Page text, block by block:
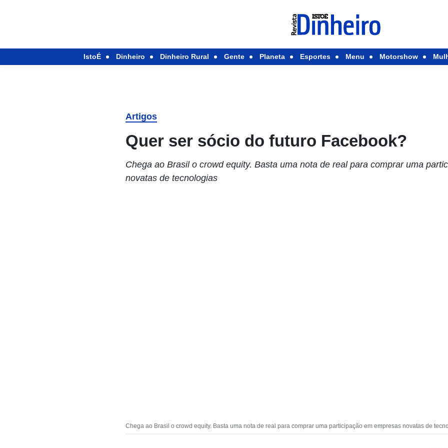
IstoÉ Dinheiro Dinheiro Rural Gente Planeta Esportes Menu Motorshow
Artigos
Quer ser sócio do futuro Facebook?
Chega ao Brasil o crowd equity. Basta uma nota de real para comprar uma
novatas de tecnologias
Chega ao Brasil o crowd equity. Basta uma nota de real para comprar uma participação em empresas novatas de